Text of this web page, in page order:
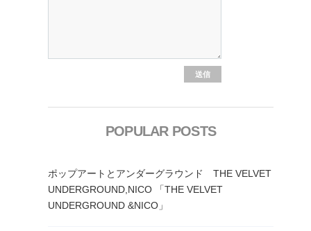
POPULAR POSTS
ポップアートとアンダーグラウンド THE VELVET
UNDERGROUND,NICO 「THE VELVET
UNDERGROUND &NICO」